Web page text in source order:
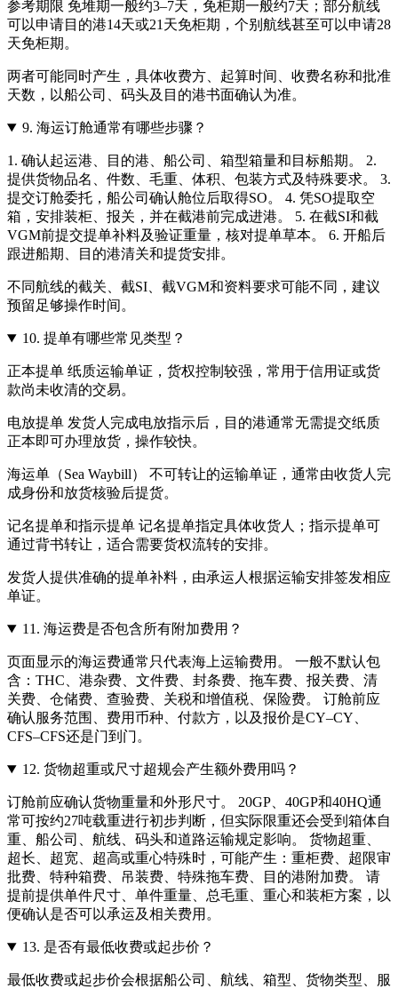
参考期限 免堆期一般约3–7天，免柜期一般约7天；部分航线
可以申请目的港14天或21天免柜期，个别航线甚至可以申请28
天免柜期。
两者可能同时产生，具体收费方、起算时间、收费名称和批准
天数，以船公司、码头及目的港书面确认为准。
9. 海运订舱通常有哪些步骤？
1. 确认起运港、目的港、船公司、箱型箱量和目标船期。 2.
提供货物品名、件数、毛重、体积、包装方式及特殊要求。 3.
提交订舱委托，船公司确认舱位后取得SO。 4. 凭SO提取空
箱，安排装柜、报关，并在截港前完成进港。 5. 在截SI和截
VGM前提交提单补料及验证重量，核对提单草本。 6. 开船后
跟进船期、目的港清关和提货安排。
不同航线的截关、截SI、截VGM和资料要求可能不同，建议
预留足够操作时间。
10. 提单有哪些常见类型？
正本提单 纸质运输单证，货权控制较强，常用于信用证或货
款尚未收清的交易。
电放提单 发货人完成电放指示后，目的港通常无需提交纸质
正本即可办理放货，操作较快。
海运单（Sea Waybill） 不可转让的运输单证，通常由收货人完
成身份和放货核验后提货。
记名提单和指示提单 记名提单指定具体收货人；指示提单可
通过背书转让，适合需要货权流转的安排。
发货人提供准确的提单补料，由承运人根据运输安排签发相应
单证。
11. 海运费是否包含所有附加费用？
页面显示的海运费通常只代表海上运输费用。 一般不默认包
含：THC、港杂费、文件费、封条费、拖车费、报关费、清
关费、仓储费、查验费、关税和增值税、保险费。 订舱前应
确认服务范围、费用币种、付款方，以及报价是CY–CY、
CFS–CFS还是门到门。
12. 货物超重或尺寸超规会产生额外费用吗？
订舱前应确认货物重量和外形尺寸。 20GP、40GP和40HQ通
常可按约27吨载重进行初步判断，但实际限重还会受到箱体自
重、船公司、航线、码头和道路运输规定影响。 货物超重、
超长、超宽、超高或重心特殊时，可能产生：重柜费、超限审
批费、特种箱费、吊装费、特殊拖车费、目的港附加费。 请
提前提供单件尺寸、单件重量、总毛重、重心和装柜方案，以
便确认是否可以承运及相关费用。
13. 是否有最低收费或起步价？
最低收费或起步价会根据船公司、航线、箱型、货物类型、服